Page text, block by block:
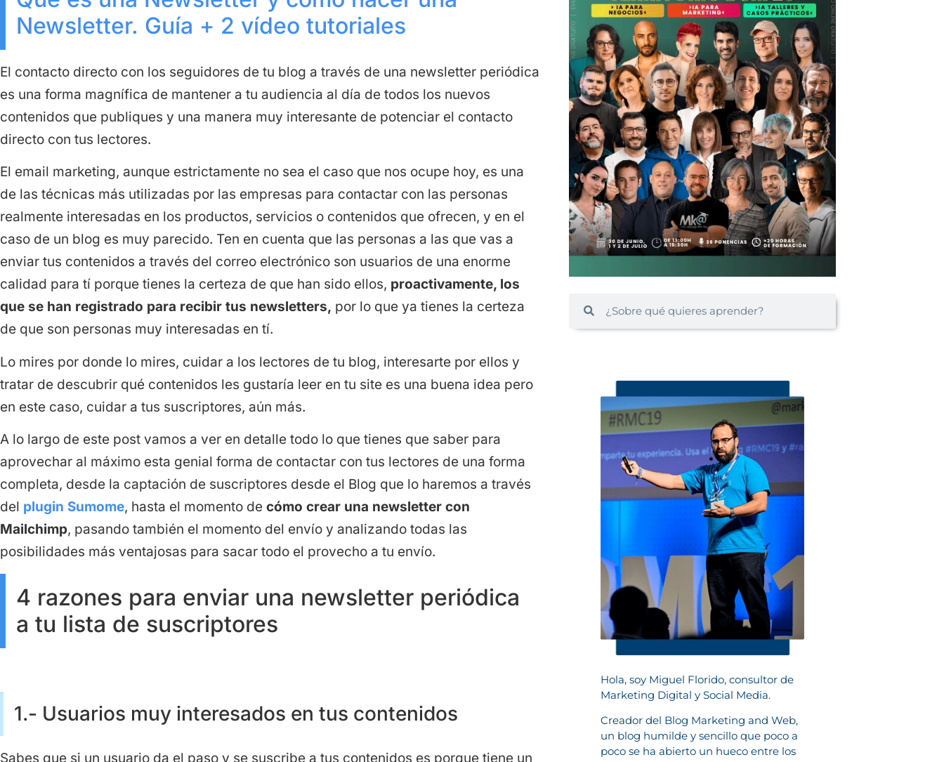
Newsletter. Guía + 2 vídeo tutoriales
El contacto directo con los seguidores de tu blog a través de una newsletter periódica
es una forma magnífica de mantener a tu audiencia al día de todos los nuevos
contenidos que publiques y una manera muy interesante de potenciar el contacto
directo con tus lectores.
El email marketing, aunque estrictamente no sea el caso que nos ocupe hoy, es una
de las técnicas más utilizadas por las empresas para contactar con las personas
realmente interesadas en los productos, servicios o contenidos que ofrecen, y en el
caso de un blog es muy parecido. Ten en cuenta que las personas a las que vas a
enviar tus contenidos a través del correo electrónico son usuarios de una enorme
calidad para tí porque tienes la certeza de que han sido ellos, proactivamente, los
que se han registrado para recibir tus newsletters, por lo que ya tienes la certeza
de que son personas muy interesadas en tí.
Lo mires por donde lo mires, cuidar a los lectores de tu blog, interesarte por ellos y
tratar de descubrir qué contenidos les gustaría leer en tu site es una buena idea pero
en este caso, cuidar a tus suscriptores, aún más.
A lo largo de este post vamos a ver en detalle todo lo que tienes que saber para
aprovechar al máximo esta genial forma de contactar con tus lectores de una forma
completa, desde la captación de suscriptores desde el Blog que lo haremos a través
del plugin Sumome, hasta el momento de cómo crear una newsletter con
Mailchimp, pasando también el momento del envío y analizando todas las
posibilidades más ventajosas para sacar todo el provecho a tu envío.
4 razones para enviar una newsletter periódica
a tu lista de suscriptores
1.- Usuarios muy interesados en tus contenidos
Sabes que si un usuario da el paso y se suscribe a tus contenidos es porque tiene un
Hola, soy Miguel Florido, consultor de
Marketing Digital y Social Media.
Creador del Blog Marketing and Web,
un blog humilde y sencillo que poco a
poco se ha abierto un hueco entre los